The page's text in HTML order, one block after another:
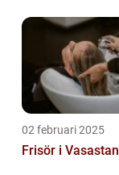
02 februari 2025
Frisör i Vasastan